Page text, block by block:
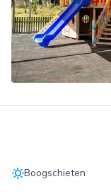
sunnyBoogschieten